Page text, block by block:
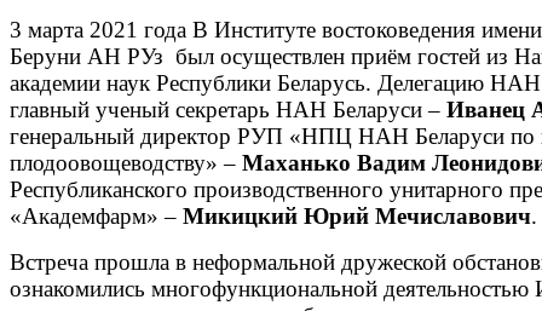
3 марта 2021 года В Институте востоковедения
Беруни АН РУз был осуществлен приём гостей из
академии наук Республики Беларусь. Делегацию
главный ученый секретарь НАН Беларуси – Иванец
генеральный директор РУП «НПЦ НАН Беларуси по
плодоовощеводству» – Маханько Вадим
Республиканского производственного унитарного
«Академфарм» – Микицкий Юрий Мечиславович.
Встреча прошла в неформальной дружеской
ознакомились многофункциональной деятельностью